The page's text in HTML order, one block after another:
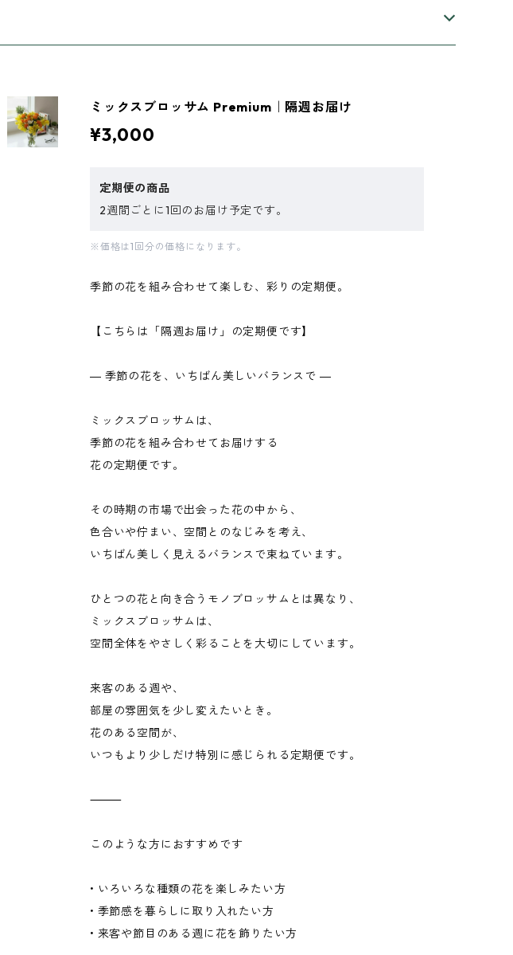
ミックスブロッサム Premium｜隔週お届け
¥3,000
定期便の商品
2週間ごとに1回のお届け予定です。
※価格は1回分の価格になります。
季節の花を組み合わせて楽しむ、彩りの定期便。
【こちらは「隔週お届け」の定期便です】
― 季節の花を、いちばん美しいバランスで ―
ミックスブロッサムは、
季節の花を組み合わせてお届けする
花の定期便です。
その時期の市場で出会った花の中から、
色合いや佇まい、空間とのなじみを考え、
いちばん美しく見えるバランスで束ねています。
ひとつの花と向き合うモノブロッサムとは異なり、
ミックスブロッサムは、
空間全体をやさしく彩ることを大切にしています。
来客のある週や、
部屋の雰囲気を少し変えたいとき。
花のある空間が、
いつもより少しだけ特別に感じられる定期便です。
⸻
このような方におすすめです
• いろいろな種類の花を楽しみたい方
• 季節感を暮らしに取り入れたい方
• 来客や節目のある週に花を飾りたい方